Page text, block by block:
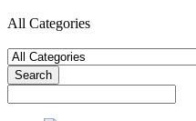
All Categories
Search